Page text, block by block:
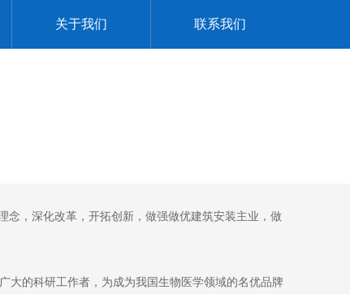
关于我们 联系我们
念，深化改革，开拓创新，做强做优建筑安装主业，做
大的科研工作者，为成为我国生物医学领域的名优品牌